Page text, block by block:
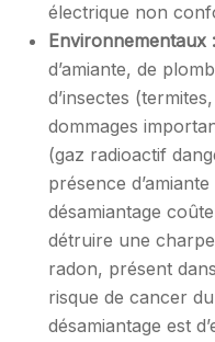
électrique non
Environnementaux :
d’amiante, de
d’insectes
dommages
(gaz radioactif
présence
désamiantage
détruire une
radon, présent
risque de cancer
désamiantage est